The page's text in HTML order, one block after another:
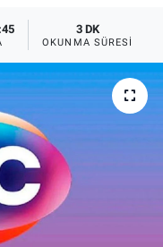
3 DK
OKUNMA SÜRESI